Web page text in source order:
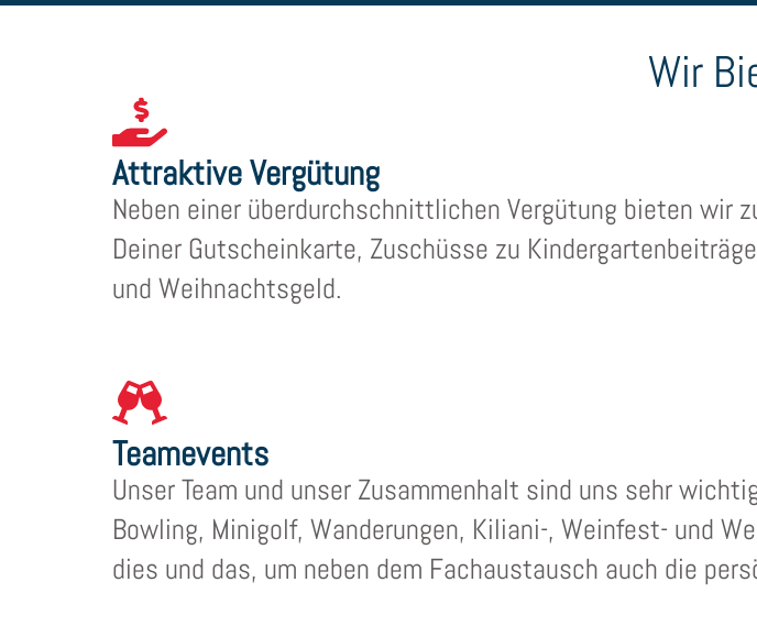
Wir
Attraktive Vergütung
Neben einer überdurchschnittlichen Vergütung bieten
Deiner Gutscheinkarte, Zuschüsse zu
und Weihnachtsgeld.
Teamevents
Unser Team und unser Zusammenhalt sind uns sehr
Bowling, Minigolf, Wanderungen, Kiliani-, Weinfest- und
dies und das, um neben dem Fachaustausch auch die